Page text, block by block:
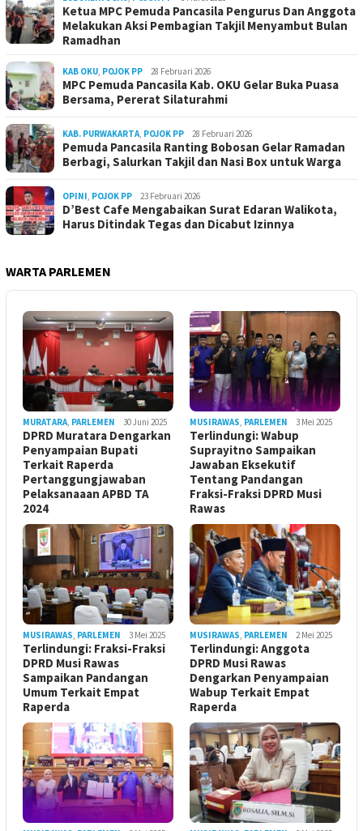
Ketua MPC Pemuda Pancasila Pengurus Dan Anggota
Melakukan Aksi Pembagian Takjil Menyambut Bulan
Ramadhan
KAB OKU, POJOK PP 28 Februari 2026
MPC Pemuda Pancasila Kab. OKU Gelar Buka Puasa
Bersama, Pererat Silaturahmi
KAB. PURWAKARTA, POJOK PP 28 Februari 2026
Pemuda Pancasila Ranting Bobosan Gelar Ramadan
Berbagi, Salurkan Takjil dan Nasi Box untuk Warga
OPINI, POJOK PP 23 Februari 2026
D’Best Cafe Mengabaikan Surat Edaran Walikota,
Harus Ditindak Tegas dan Dicabut Izinnya
WARTA PARLEMEN
MURATARA, PARLEMEN 30 Juni 2025
DPRD Muratara Dengarkan
Penyampaian Bupati
Terkait Raperda
Pertanggungjawaban
Pelaksanaaan APBD TA
2024
MUSIRAWAS, PARLEMEN 3 Mei 2025
Terlindungi: Wabup
Suprayitno Sampaikan
Jawaban Eksekutif
Tentang Pandangan
Fraksi-Fraksi DPRD Musi
Rawas
MUSIRAWAS, PARLEMEN 3 Mei 2025
Terlindungi: Fraksi-Fraksi
DPRD Musi Rawas
Sampaikan Pandangan
Umum Terkait Empat
Raperda
MUSIRAWAS, PARLEMEN 2 Mei 2025
Terlindungi: Anggota
DPRD Musi Rawas
Dengarkan Penyampaian
Wabup Terkait Empat
Raperda